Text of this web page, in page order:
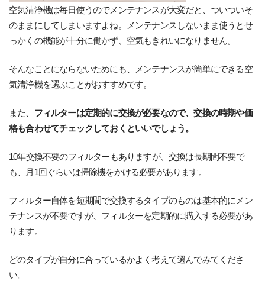
空気清浄機は毎日使うのでメンテナンスが大変だと、ついついそ
のままにしてしまいますよね。メンテナンスしないまま使うとせ
っかくの機能が十分に働かず、空気もきれいになりません。
そんなことにならないためにも、メンテナンスが簡単にできる空
気清浄機を選ぶことがおすすめです。
また、 フィルターは定期的に交換が必要なので、交換の時期や価
格も合わせてチェックしておくといいでしょう。
10年交換不要のフィルターもありますが、交換は長期間不要で
も、月1回ぐらいは掃除機をかける必要があります。
フィルター自体を短期間で交換するタイプのものは基本的にメン
テナンスが不要ですが、フィルターを定期的に購入する必要があ
ります。
どのタイプが自分に合っているかよく考えて選んでみてくださ
い。